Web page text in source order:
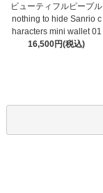
ビューティフルピープル
nothing to hide Sanrio c
haracters mini wallet⁠ 01
16,500円(税込)